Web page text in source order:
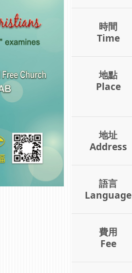
時間
Time
地點
Place
地址
Address
語言
Language
費用
Fee